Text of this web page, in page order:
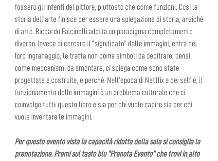
fossero gli intenti del pittore, piuttosto che come funzioni. Così la
storia dell’arte finisce per essere una spiegazione di storia, anziché
di arte. Riccardo Falcinelli adotta un paradigma completamente
diverso. Invece di cercare il “significato” delle immagini, entra nel
loro ingranaggio, le tratta non come simboli da decifrare, bensì
come meccanismi da smontare, ci spiega come sono state
progettate e costruite, e perché. Nell’epoca di Netflix e dei selfie, il
funzionamento delle immagini è un problema culturale che ci
coinvolge tutti: questo libro è sia per chi vuole capire sia per chi
vuole inventare le immagini.
Per questo evento vista la capacità ridotta della sala si consiglia la
prenotazione. Premi sul tasto blu “Prenota Evento” che trovi in alto